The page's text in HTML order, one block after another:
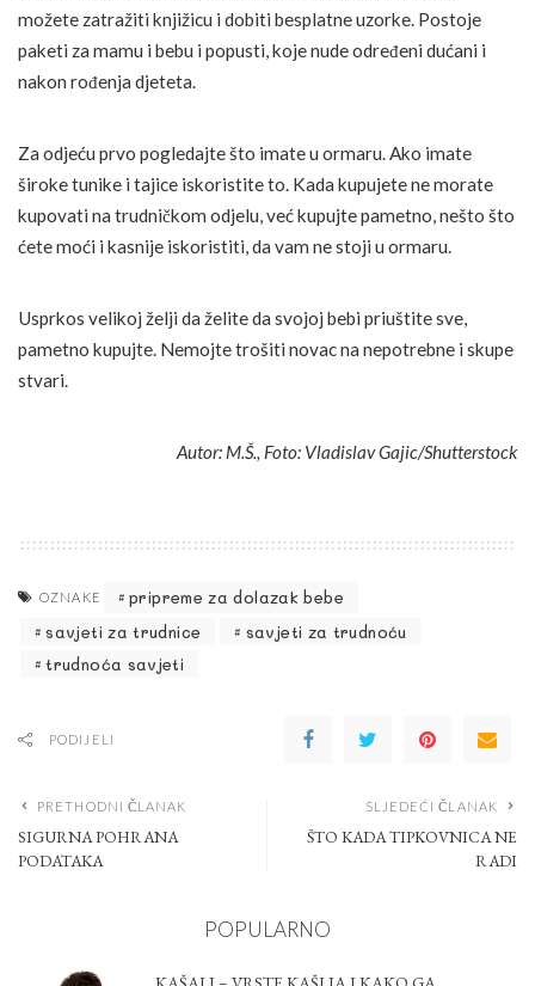
možete zatražiti knjižicu i dobiti besplatne uzorke. Postoje
paketi za mamu i bebu i popusti, koje nude određeni dućani i
nakon rođenja djeteta.
Za odjeću prvo pogledajte što imate u ormaru. Ako imate
široke tunike i tajice iskoristite to. Kada kupujete ne morate
kupovati na trudničkom odjelu, već kupujte pametno, nešto što
ćete moći i kasnije iskoristiti, da vam ne stoji u ormaru.
Usprkos velikoj želji da želite da svojoj bebi priuštite sve,
pametno kupujte. Nemojte trošiti novac na nepotrebne i skupe
stvari.
Autor: M.Š., Foto: Vladislav Gajic/Shutterstock
OZNAKE
pripreme za dolazak bebe
savjeti za trudnice
savjeti za trudnoću
trudnoća savjeti
PODIJELI
PRETHODNI ČLANAK
SIGURNA POHRANA
PODATAKA
SLJEDEĆI ČLANAK
ŠTO KADA TIPKOVNICA NE
RADI
POPULARNO